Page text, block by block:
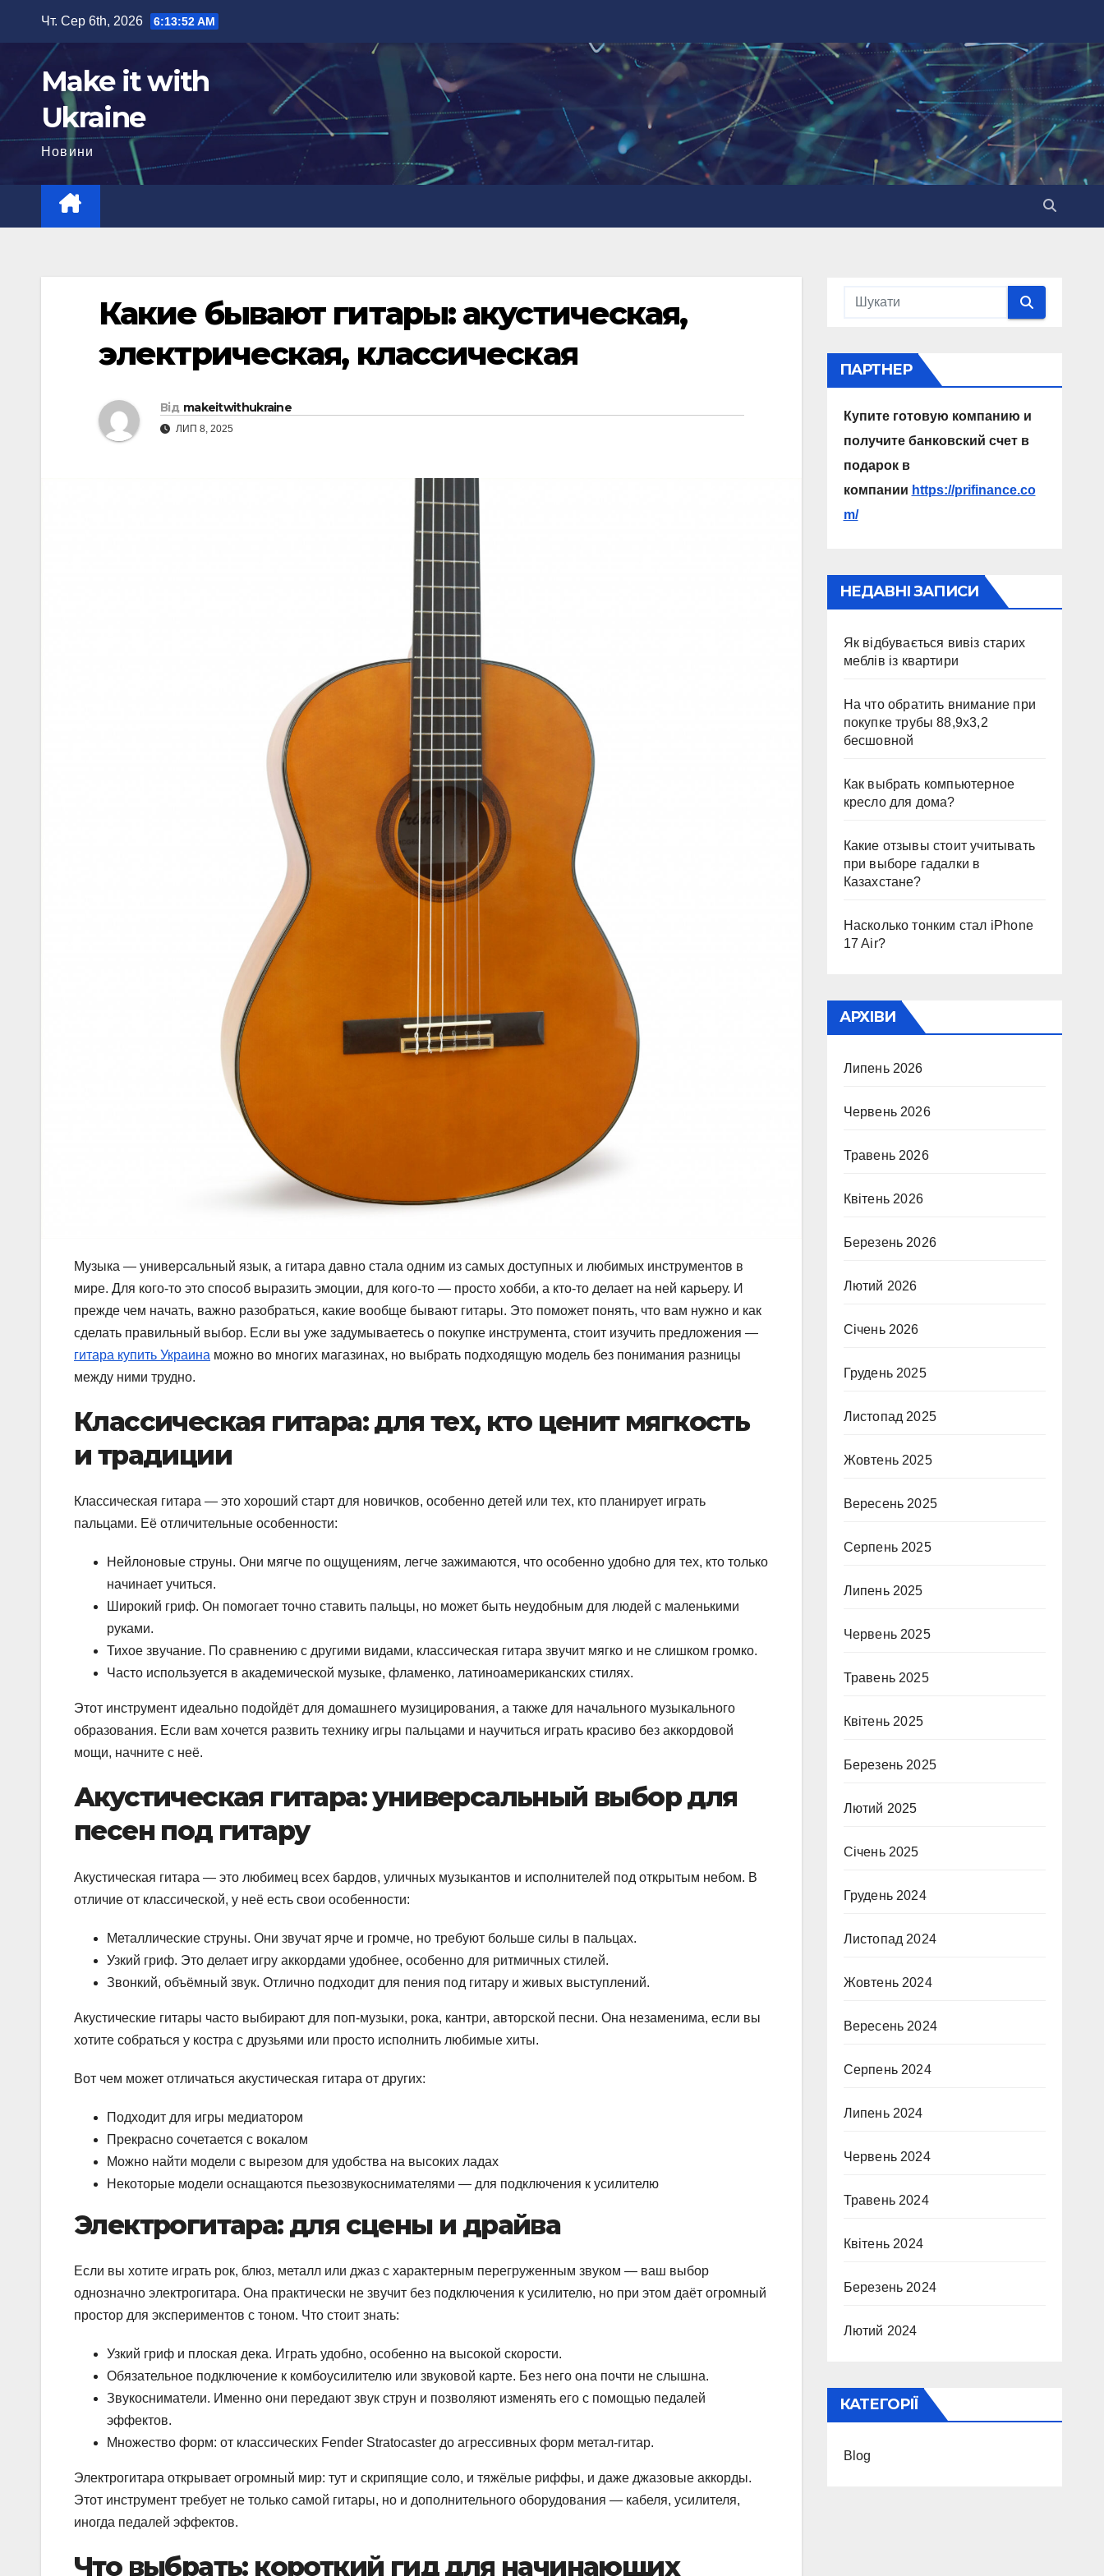
Чт. Сер 6th, 2026 6:13:53 AM
Make it with
Ukraine
Новини
Какие бывают гитары: акустическая,
электрическая, классическая
Від makeitwithukraine
ЛИП 8, 2025
Музыка — универсальный язык, а гитара давно стала одним из самых доступных и любимых инструментов в
мире. Для кого-то это способ выразить эмоции, для кого-то — просто хобби, а кто-то делает на ней карьеру. И
прежде чем начать, важно разобраться, какие вообще бывают гитары. Это поможет понять, что вам нужно и как
сделать правильный выбор. Если вы уже задумываетесь о покупке инструмента, стоит изучить предложения —
гитара купить Украина можно во многих магазинах, но выбрать подходящую модель без понимания разницы
между ними трудно.
Классическая гитара: для тех, кто ценит мягкость
и традиции
Классическая гитара — это хороший старт для новичков, особенно детей или тех, кто планирует играть
пальцами. Её отличительные особенности:
Нейлоновые струны. Они мягче по ощущениям, легче зажимаются, что особенно удобно для тех, кто только
начинает учиться.
Широкий гриф. Он помогает точно ставить пальцы, но может быть неудобным для людей с маленькими
руками.
Тихое звучание. По сравнению с другими видами, классическая гитара звучит мягко и не слишком громко.
Часто используется в академической музыке, фламенко, латиноамериканских стилях.
Этот инструмент идеально подойдёт для домашнего музицирования, а также для начального музыкального
образования. Если вам хочется развить технику игры пальцами и научиться играть красиво без аккордовой
мощи, начните с неё.
Акустическая гитара: универсальный выбор для
песен под гитару
Акустическая гитара — это любимец всех бардов, уличных музыкантов и исполнителей под открытым небом. В
отличие от классической, у неё есть свои особенности:
Металлические струны. Они звучат ярче и громче, но требуют больше силы в пальцах.
Узкий гриф. Это делает игру аккордами удобнее, особенно для ритмичных стилей.
Звонкий, объёмный звук. Отлично подходит для пения под гитару и живых выступлений.
Акустические гитары часто выбирают для поп-музыки, рока, кантри, авторской песни. Она незаменима, если вы
хотите собраться у костра с друзьями или просто исполнить любимые хиты.
Вот чем может отличаться акустическая гитара от других:
Подходит для игры медиатором
Прекрасно сочетается с вокалом
Можно найти модели с вырезом для удобства на высоких ладах
Некоторые модели оснащаются пьезозвукоснимателями — для подключения к усилителю
Электрогитара: для сцены и драйва
Если вы хотите играть рок, блюз, металл или джаз с характерным перегруженным звуком — ваш выбор
однозначно электрогитара. Она практически не звучит без подключения к усилителю, но при этом даёт огромный
простор для экспериментов с тоном. Что стоит знать:
Узкий гриф и плоская дека. Играть удобно, особенно на высокой скорости.
Обязательное подключение к комбоусилителю или звуковой карте. Без него она почти не слышна.
Звукосниматели. Именно они передают звук струн и позволяют изменять его с помощью педалей
эффектов.
Множество форм: от классических Fender Stratocaster до агрессивных форм метал-гитар.
Электрогитара открывает огромный мир: тут и скрипящие соло, и тяжёлые риффы, и даже джазовые аккорды.
Этот инструмент требует не только самой гитары, но и дополнительного оборудования — кабеля, усилителя,
иногда педалей эффектов.
Что выбрать: короткий гид для начинающих
ПАРТНЕР
Купите готовую компанию и
получите банковский счет в
подарок в
компании https://prifinance.co
m/
НЕДАВНІ ЗАПИСИ
Як відбувається вивіз старих
меблів із квартири
На что обратить внимание при
покупке трубы 88,9х3,2
бесшовной
Как выбрать компьютерное
кресло для дома?
Какие отзывы стоит учитывать
при выборе гадалки в
Казахстане?
Насколько тонким стал iPhone
17 Air?
АРХІВИ
Липень 2026
Червень 2026
Травень 2026
Квітень 2026
Березень 2026
Лютий 2026
Січень 2026
Грудень 2025
Листопад 2025
Жовтень 2025
Вересень 2025
Серпень 2025
Липень 2025
Червень 2025
Травень 2025
Квітень 2025
Березень 2025
Лютий 2025
Січень 2025
Грудень 2024
Листопад 2024
Жовтень 2024
Вересень 2024
Серпень 2024
Липень 2024
Червень 2024
Травень 2024
Квітень 2024
Березень 2024
Лютий 2024
КАТЕГОРІЇ
Blog